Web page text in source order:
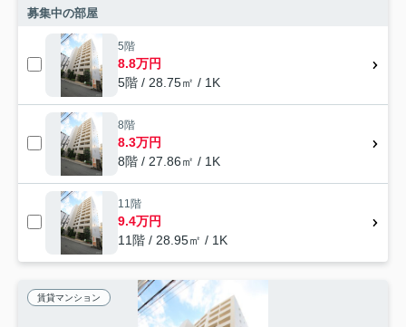
募集中の部屋
5階
8.8万円
5階 / 28.75㎡ / 1K
8階
8.3万円
8階 / 27.86㎡ / 1K
11階
9.4万円
11階 / 28.95㎡ / 1K
賃貸マンション